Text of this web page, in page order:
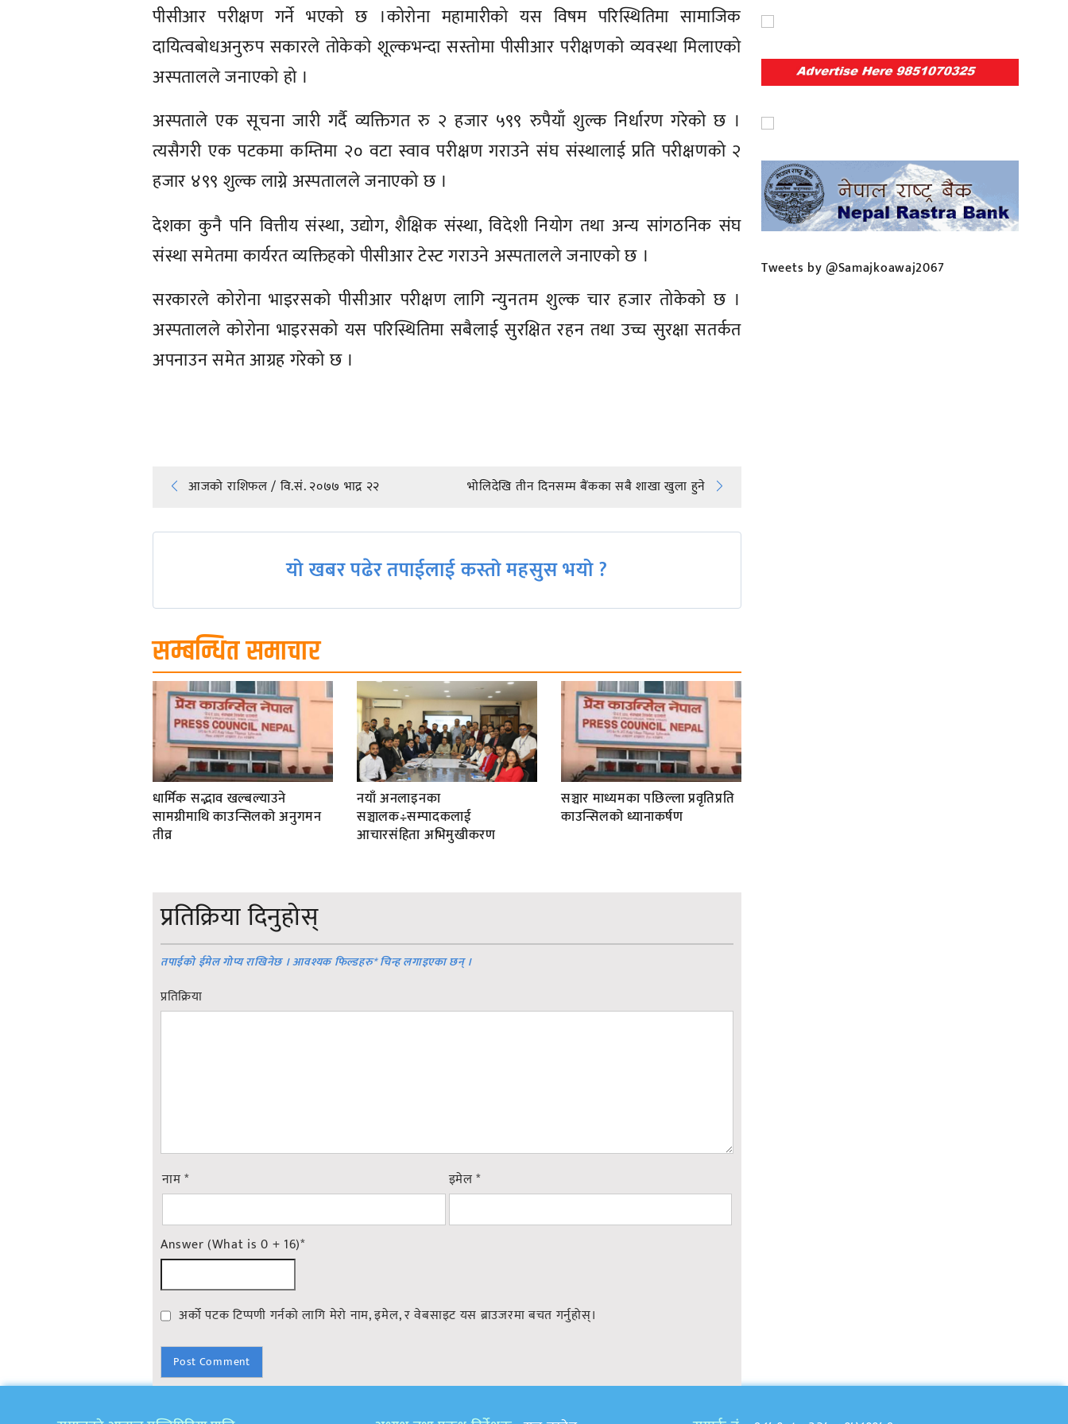
पीसीआर परीक्षण गर्ने भएको छ ।कोरोना महामारीको यस विषम परिस्थितिमा सामाजिक
दायित्वबोधअनुरुप सकारले तोकेको शूल्कभन्दा सस्तोमा पीसीआर परीक्षणको व्यवस्था मिलाएको
अस्पतालले जनाएको हो ।
अस्पताले एक सूचना जारी गर्दै व्यक्तिगत रु २ हजार ५९९ रुपैयाँ शुल्क निर्धारण गरेको छ ।
त्यसैगरी एक पटकमा कम्तिमा २० वटा स्वाव परीक्षण गराउने संघ संस्थालाई प्रति परीक्षणको २
हजार ४९९ शुल्क लाग्ने अस्पतालले जनाएको छ ।
देशका कुनै पनि वित्तीय संस्था, उद्योग, शैक्षिक संस्था, विदेशी नियोग तथा अन्य सांगठनिक संघ
संस्था समेतमा कार्यरत व्यक्तिहको पीसीआर टेस्ट गराउने अस्पतालले जनाएको छ ।
सरकारले कोरोना भाइरसको पीसीआर परीक्षण लागि न्युनतम शुल्क चार हजार तोकेको छ ।
अस्पतालले कोरोना भाइरसको यस परिस्थितिमा सबैलाई सुरक्षित रहन तथा उच्च सुरक्षा सतर्कत
अपनाउन समेत आग्रह गरेको छ ।
Post
navigation
आजको राशिफल / वि.सं. २०७७ भाद्र २२ भोलिदेखि तीन दिनसम्म बैंकका सबै शाखा खुला हुने
यो खबर पढेर तपाईलाई कस्तो महसुस भयो ?
सम्बन्धित समाचार
धार्मिक सद्भाव खल्बल्याउने
सामग्रीमाथि काउन्सिलको अनुगमन
तीव्र
नयाँ अनलाइनका
सञ्चालक÷सम्पादकलाई
आचारसंहिता अभिमुखीकरण
सञ्चार माध्यमका पछिल्ला प्रवृतिप्रति
काउन्सिलको ध्यानाकर्षण
प्रतिक्रिया दिनुहोस्
तपाईको ईमेल गोप्य राखिनेछ । आवश्यक फिल्डहरु*चिन्ह लगाइएका छन् ।
प्रतिक्रिया
नाम* इमेल*
Answer (What is 0 + 16)*
अर्को पटक टिप्पणी गर्नको लागि मेरो नाम, इमेल, र वेबसाइट यस ब्राउजरमा बचत गर्नुहोस्।
Tweets by @Samajkoawaj2067